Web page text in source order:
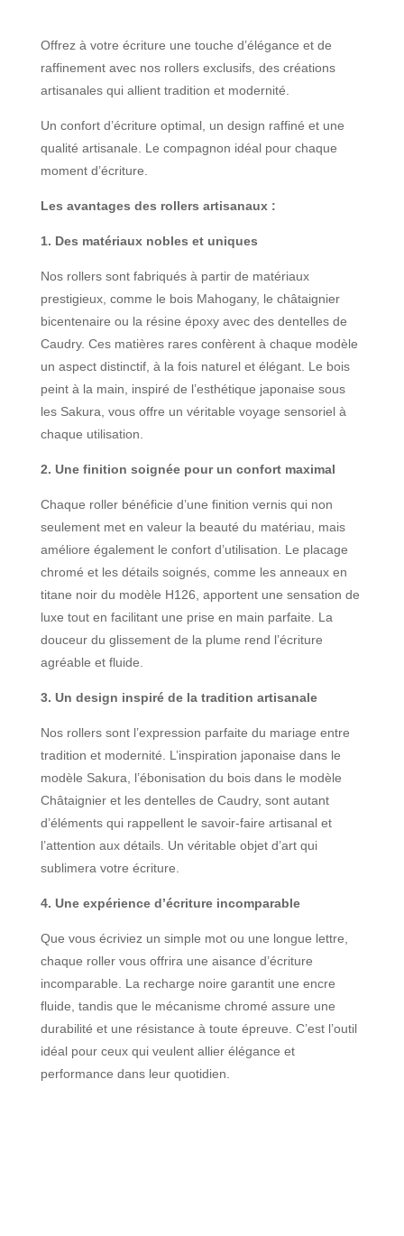
Offrez à votre écriture une touche d’élégance et de
raffinement avec nos rollers exclusifs, des créations
artisanales qui allient tradition et modernité.
Un confort d’écriture optimal, un design raffiné et une
qualité artisanale. Le compagnon idéal pour chaque
moment d’écriture.
Les avantages des rollers artisanaux :
1. Des matériaux nobles et uniques
Nos rollers sont fabriqués à partir de matériaux
prestigieux, comme le bois Mahogany, le châtaignier
bicentenaire ou la résine époxy avec des dentelles de
Caudry. Ces matières rares confèrent à chaque modèle
un aspect distinctif, à la fois naturel et élégant. Le bois
peint à la main, inspiré de l’esthétique japonaise sous
les Sakura, vous offre un véritable voyage sensoriel à
chaque utilisation.
2. Une finition soignée pour un confort maximal
Chaque roller bénéficie d’une finition vernis qui non
seulement met en valeur la beauté du matériau, mais
améliore également le confort d’utilisation. Le placage
chromé et les détails soignés, comme les anneaux en
titane noir du modèle H126, apportent une sensation de
luxe tout en facilitant une prise en main parfaite. La
douceur du glissement de la plume rend l’écriture
agréable et fluide.
3. Un design inspiré de la tradition artisanale
Nos rollers sont l’expression parfaite du mariage entre
tradition et modernité. L’inspiration japonaise dans le
modèle Sakura, l’ébonisation du bois dans le modèle
Châtaignier et les dentelles de Caudry, sont autant
d’éléments qui rappellent le savoir-faire artisanal et
l’attention aux détails. Un véritable objet d’art qui
sublimera votre écriture.
4. Une expérience d’écriture incomparable
Que vous écriviez un simple mot ou une longue lettre,
chaque roller vous offrira une aisance d’écriture
incomparable. La recharge noire garantit une encre
fluide, tandis que le mécanisme chromé assure une
durabilité et une résistance à toute épreuve. C’est l’outil
idéal pour ceux qui veulent allier élégance et
performance dans leur quotidien.